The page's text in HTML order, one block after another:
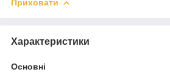
Приховати
Характеристики
Основні